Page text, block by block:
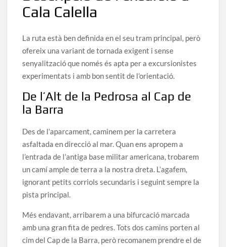
Cala Calella
La ruta està ben definida en el seu tram principal, però
ofereix una variant de tornada exigent i sense
senyalització que només és apta per a excursionistes
experimentats i amb bon sentit de l’orientació.
De l’Alt de la Pedrosa al Cap de
la Barra
Des de l’aparcament, caminem per la carretera
asfaltada en direcció al mar. Quan ens apropem a
l’entrada de l’antiga base militar americana, trobarem
un camí ample de terra a la nostra dreta. L’agafem,
ignorant petits corriols secundaris i seguint sempre la
pista principal.
Més endavant, arribarem a una bifurcació marcada
amb una gran fita de pedres. Tots dos camins porten al
cim del Cap de la Barra, però recomanem prendre el de